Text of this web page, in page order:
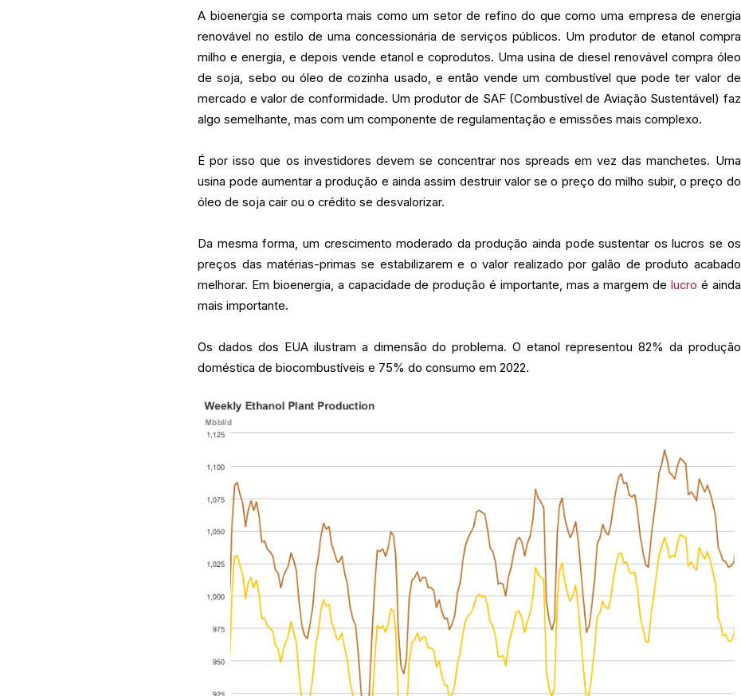
A bioenergia se comporta mais como um setor de refino do que como uma empresa de energia
renovável no estilo de uma concessionária de serviços públicos. Um produtor de etanol compra
milho e energia, e depois vende etanol e coprodutos. Uma usina de diesel renovável compra óleo
de soja, sebo ou óleo de cozinha usado, e então vende um combustível que pode ter valor de
mercado e valor de conformidade. Um produtor de SAF (Combustível de Aviação Sustentável) faz
algo semelhante, mas com um componente de regulamentação e emissões mais complexo.
É por isso que os investidores devem se concentrar nos spreads em vez das manchetes. Uma
usina pode aumentar a produção e ainda assim destruir valor se o preço do milho subir, o preço do
óleo de soja cair ou o crédito se desvalorizar.
Da mesma forma, um crescimento moderado da produção ainda pode sustentar os lucros se os
preços das matérias-primas se estabilizarem e o valor realizado por galão de produto acabado
melhorar. Em bioenergia, a capacidade de produção é importante, mas a margem de lucro é ainda
mais importante.
Os dados dos EUA ilustram a dimensão do problema. O etanol representou 82% da produção
doméstica de biocombustíveis e 75% do consumo em 2022.